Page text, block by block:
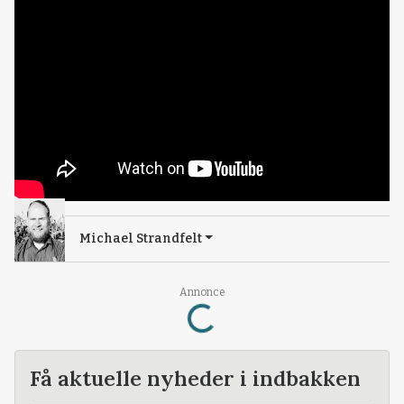
Annonce
Loading...
Michael Strandfelt
Få aktuelle nyheder i indbakken